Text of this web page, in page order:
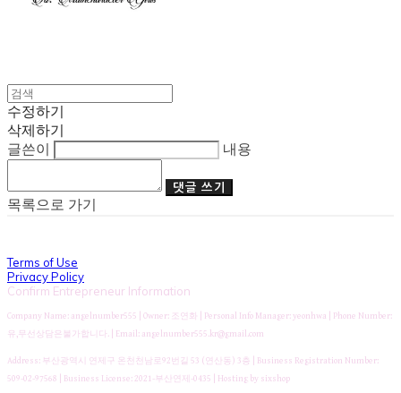
수정하기
삭제하기
글쓴이
내용
댓글 쓰기
목록으로 가기
Terms of Use
Privacy Policy
Confirm Entrepreneur Information
Company Name: angelnumber555 | Owner: 조연화 | Personal Info Manager: yeonhwa | Phone Number:
유,무선상담은불가합니다. | Email: angelnumber555.kr@gmail.com
Address: 부산광역시 연제구 온천천남로92번길 53 (연산동) 3층 | Business Registration Number:
509-02-97568 | Business License:2021-부산연제-0435 | Hosting by sixshop